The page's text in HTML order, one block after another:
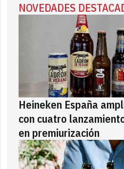
NOVEDADES
Heineken España
con cuatro
en premiurización